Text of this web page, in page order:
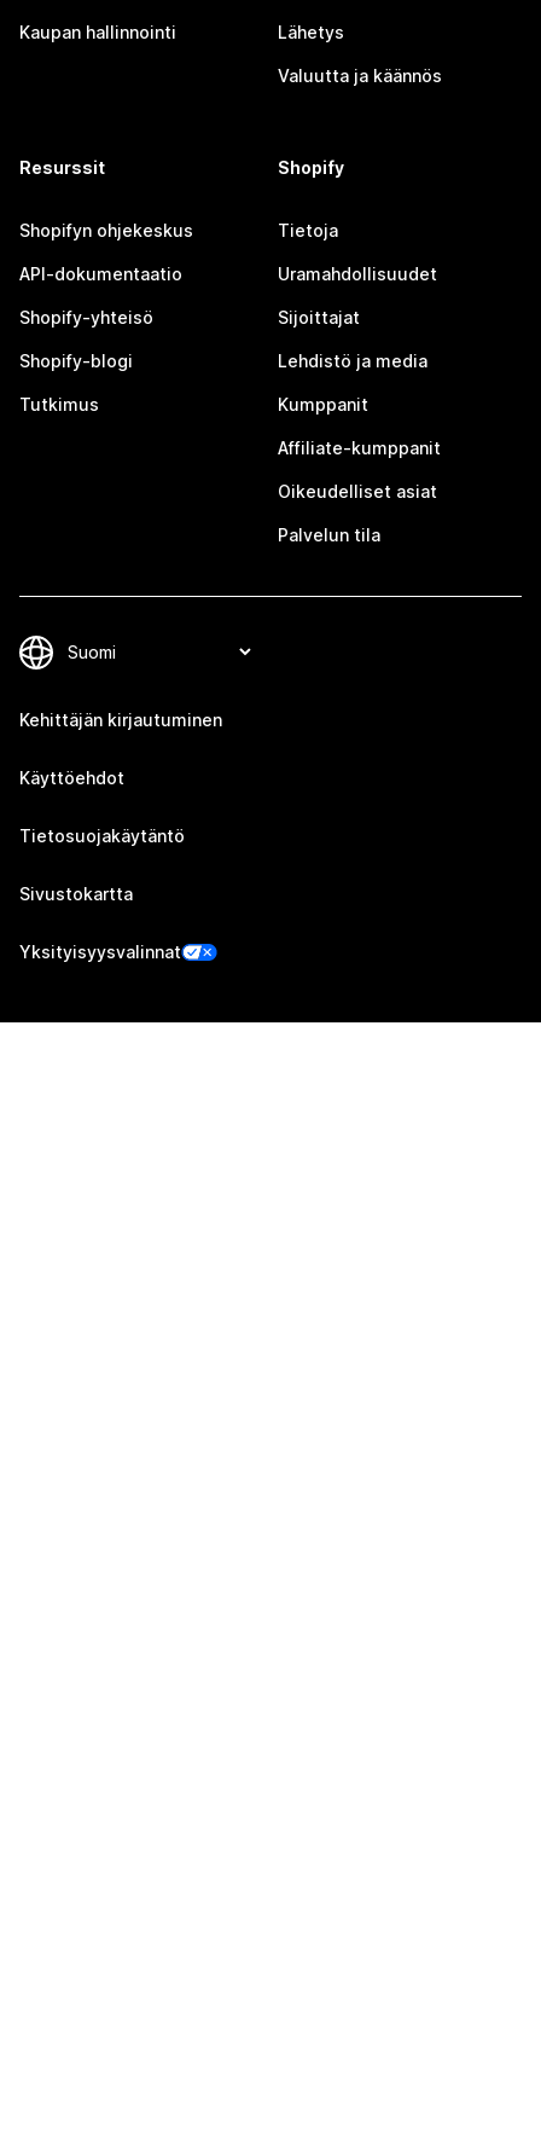
Kaupan hallinnointi Lähetys
Valuutta ja käännös
Resurssit
Shopifyn ohjekeskus
API-dokumentaatio
Shopify-yhteisö
Shopify-blogi
Tutkimus
Shopify
Tietoja
Uramahdollisuudet
Sijoittajat
Lehdistö ja media
Kumppanit
Affiliate-kumppanit
Oikeudelliset asiat
Palvelun tila
Kehittäjän kirjautuminen
Käyttöehdot
Tietosuojakäytäntö
Sivustokartta
Yksityisyysvalinnat